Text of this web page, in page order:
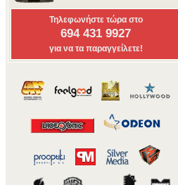
Τηλεφωνήστε τώρα στο
694 431 9927
για να τα παραγγείλετε!